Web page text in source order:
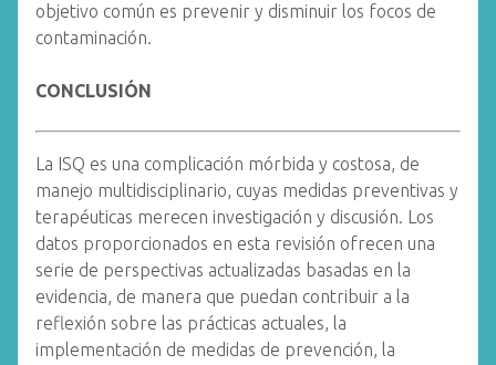
objetivo común es prevenir y disminuir los focos de
contaminación.
CONCLUSIÓN
La ISQ es una complicación mórbida y costosa, de
manejo multidisciplinario, cuyas medidas preventivas y
terapéuticas merecen investigación y discusión. Los
datos proporcionados en esta revisión ofrecen una
serie de perspectivas actualizadas basadas en la
evidencia, de manera que puedan contribuir a la
reflexión sobre las prácticas actuales, la
implementación de medidas de prevención, la